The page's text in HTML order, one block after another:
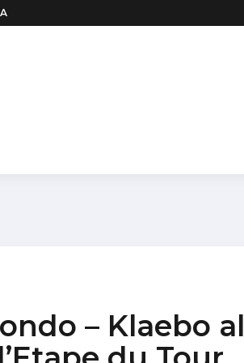
– Klaebo al